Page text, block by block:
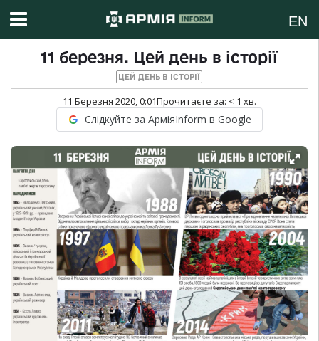
EN
11 березня. Цей день в історії
ЦЕЙ ДЕНЬ В ІСТОРІЇ
11 Березня 2020, 0:01Прочитаєте за: < 1 хв.
Слідкуйте за АрміяInform в Google